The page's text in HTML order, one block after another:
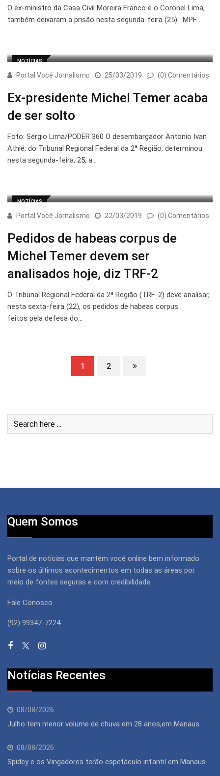
O ex-ministro da Casa Civil Moreira Franco e o Coronel Lima,
também deixaram a prisão nesta segunda-feira (25) . MPF…
NOTÍCIAS
Portal Você Jornalismo 25/03/2019 (0) Comentários
Ex-presidente Michel Temer acaba
de ser solto
Foto: Sérgio Lima/PODER 360 O desembargador Antonio Ivan
Athié, do Tribunal Regional Federal da 2ª Região, determinou
nesta segunda-feira, 25, a…
NOTÍCIAS
Portal Você Jornalismo 22/03/2019 (0) Comentários
Pedidos de habeas corpus de
Michel Temer devem ser
analisados hoje, diz TRF-2
O Tribunal Regional Federal da 2ª Região (TRF-2) deve analisar,
nesta sexta-feira (22), os pedidos de habeas corpus
feitos pela defesa do…
1 2
Quem Somos
Portal de notícias que mantém você online bem informado
sobre os últimos acontecimentos em todas as áreas por
meio de fontes seguras e com credibilidade
Fale Conosco
(92) 99347-7224
Notícias Recentes
08/08/2026
Julho tem menor volume de chuva em 28 anos,em Manaus
08/08/2026
Spidey e os Vingadores terão espetáculo infantil em Manaus